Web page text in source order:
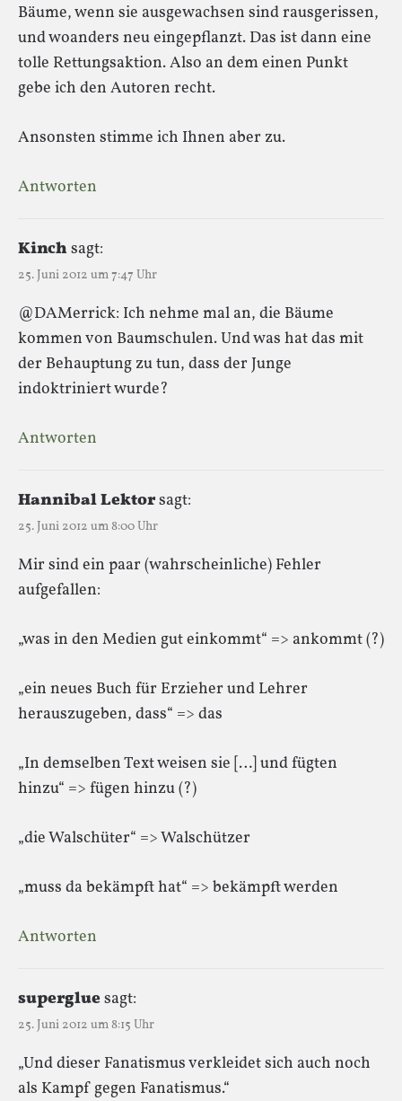
Bäume, wenn sie ausgewachsen sind rausgerissen,
und woanders neu eingepflanzt. Das ist dann eine
tolle Rettungsaktion. Also an dem einen Punkt
gebe ich den Autoren recht.
Ansonsten stimme ich Ihnen aber zu.
Antworten
Kinch sagt:
25. Juni 2012 um 7:47 Uhr
@DAMerrick: Ich nehme mal an, die Bäume
kommen von Baumschulen. Und was hat das mit
der Behauptung zu tun, dass der Junge
indoktriniert wurde?
Antworten
Hannibal Lektorsagt:
25. Juni 2012 um 8:00 Uhr
Mir sind ein paar (wahrscheinliche) Fehler
aufgefallen:
„was in den Medien gut einkommt“ => ankommt (?)
„ein neues Buch für Erzieher und Lehrer
herauszugeben, dass“ => das
„In demselben Text weisen sie […] und fügten
hinzu“ => fügen hinzu (?)
„die Walschüter“ => Walschützer
„muss da bekämpft hat“ => bekämpft werden
Antworten
supergluesagt:
25. Juni 2012 um 8:15 Uhr
„Und dieser Fanatismus verkleidet sich auch noch
als Kampf gegen Fanatismus.“